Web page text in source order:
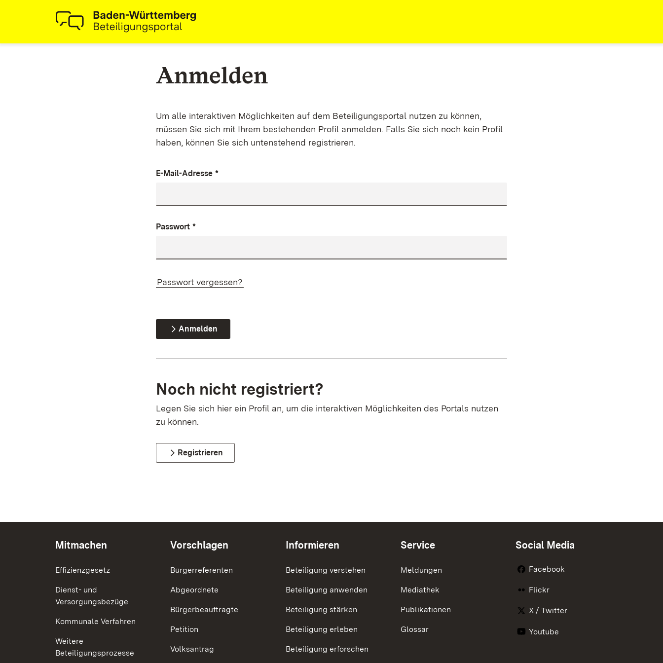
Anmelden
Um alle interaktiven Möglichkeiten auf dem Beteiligungsportal nutzen zu können,
müssen Sie sich mit Ihrem bestehenden Profil anmelden. Falls Sie sich noch kein Profil
haben, können Sie sich untenstehend registrieren.
E-Mail-Adresse *
Passwort *
Passwort vergessen?
Anmelden
Noch nicht registriert?
Legen Sie sich hier ein Profil an, um die interaktiven Möglichkeiten des Portals nutzen
zu können.
Registrieren
Mitmachen
Effizienzgesetz
Dienst- und
Versorgungsbezüge
Kommunale Verfahren
Weitere
Beteiligungsprozesse
Vorschlagen
Bürgerreferenten
Abgeordnete
Bürgerbeauftragte
Petition
Volksantrag
Informieren
Beteiligung verstehen
Beteiligung anwenden
Beteiligung stärken
Beteiligung erleben
Beteiligung erforschen
Service
Meldungen
Mediathek
Publikationen
Glossar
Social Media
Facebook
Flickr
X / Twitter
Youtube